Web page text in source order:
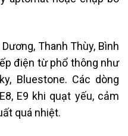
Thanh Thùy, Bình
điện từ phổ thông như
Bluestone. Các dòng
E9 khi quạt yếu, cảm
quá nhiệt.